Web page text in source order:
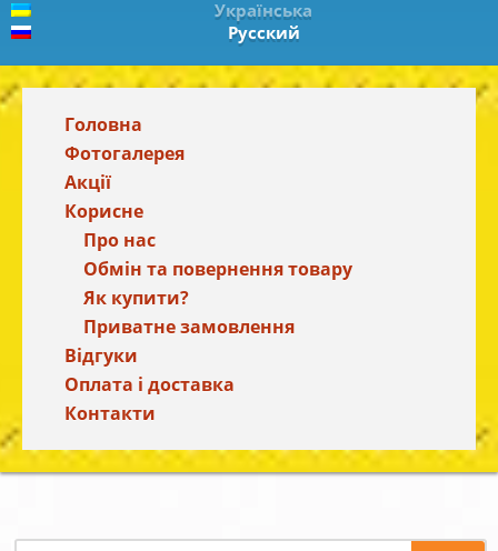
Українська
Русский
Головна
Фотогалерея
Акції
Корисне
Про нас
Обмін та повернення товару
Як купити?
Приватне замовлення
Відгуки
Оплата і доставка
Контакти